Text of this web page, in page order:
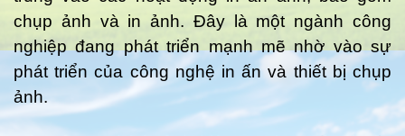
chụp ảnh và in ảnh. Đây là một ngành công
nghiệp đang phát triển mạnh mẽ nhờ vào sự
phát triển của công nghệ in ấn và thiết bị chụp
ảnh.